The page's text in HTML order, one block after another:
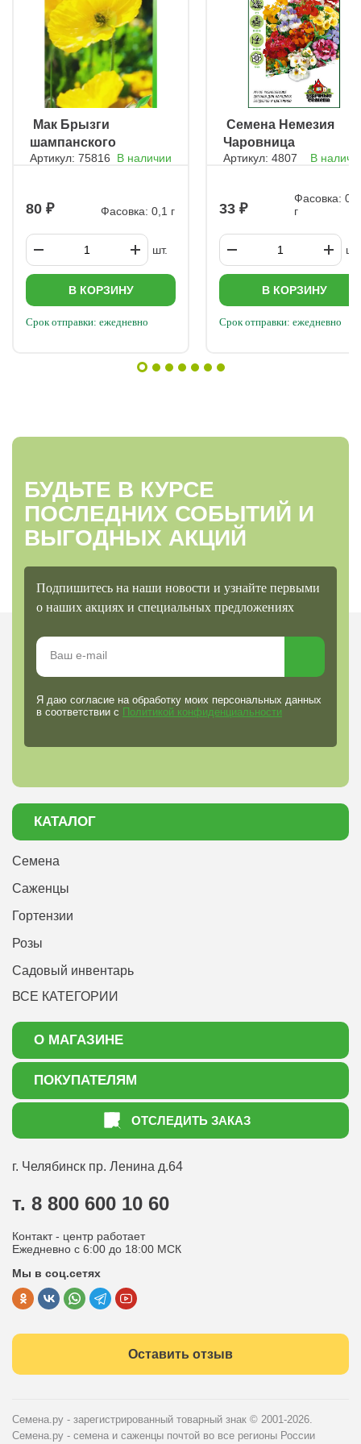
ㅤ Мак Брызги
шампанского
желтые
Артикул: 75816 В наличии
80 Фасовка: 0,1 г
шт.
В КОРЗИНУ
Срок отправки: ежедневно
ㅤ Семена Немезия
Чаровница
Артикул: 4807 В
33
Фасовка:
г
шт.
В КОРЗИНУ
Срок отправки: ежедневно
БУДЬТЕ В КУРСЕ
ПОСЛЕДНИХ СОБЫТИЙ И
ВЫГОДНЫХ АКЦИЙ
Подпишитесь на наши новости и узнайте первыми
о наших акциях и специальных предложениях
Я даю согласие на обработку моих персональных данных
в соответствии с Политикой конфиденциальности
КАТАЛОГ
Семена
Саженцы
Гортензии
Розы
Садовый инвентарь
ВСЕ КАТЕГОРИИ
О МАГАЗИНЕ
О нас
Акции
ПОКУПАТЕЛЯМ
Как оформить заказ
Статьи садоводу
Оптовым покупателям
Политика конфиденциальности
Публичная оферта
ОТСЛЕДИТЬ ЗАКАЗ
г. Челябинск пр. Ленина д.64
т. 8 800 600 10 60
Контакт - центр работает
Ежедневно с 6:00 до 18:00 МСК
Мы в соц.сетях
Оставить отзыв
Семена.ру - зарегистрированный товарный знак © 2001-2026.
Семена.ру - семена и саженцы почтой во все регионы России